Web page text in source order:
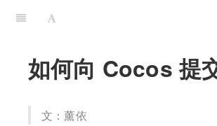
如何向 Cocos 提
文：薰依